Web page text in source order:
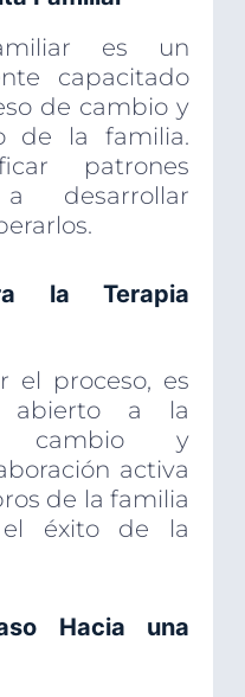
es un
capacitado
de cambio y
de la familia.
patrones
desarrollar
la Terapia
el proceso, es
abierto a la
cambio y
activa
de la familia
el éxito de la
Hacia una